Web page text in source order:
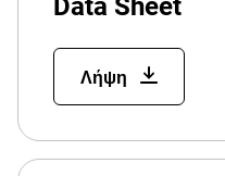
Data Sheet
Λήψη